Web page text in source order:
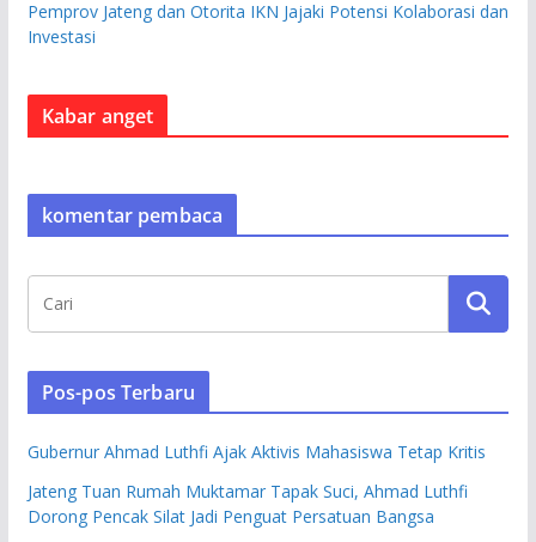
Pemprov Jateng dan Otorita IKN Jajaki Potensi Kolaborasi dan
Investasi
Kabar anget
komentar pembaca
Pos-pos Terbaru
Gubernur Ahmad Luthfi Ajak Aktivis Mahasiswa Tetap Kritis
Jateng Tuan Rumah Muktamar Tapak Suci, Ahmad Luthfi
Dorong Pencak Silat Jadi Penguat Persatuan Bangsa